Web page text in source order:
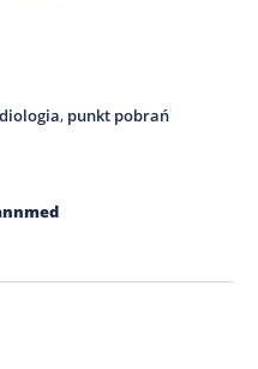
, punkt pobrań